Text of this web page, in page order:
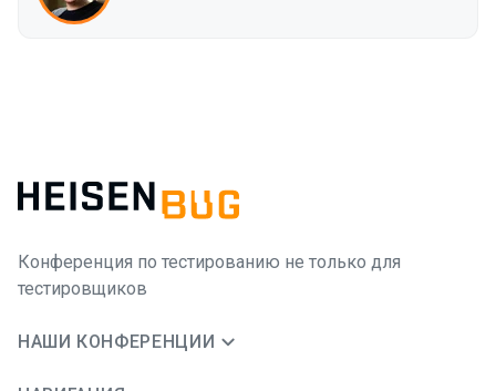
Конференция по тестированию не только для
тестировщиков
НАШИ КОНФЕРЕНЦИИ